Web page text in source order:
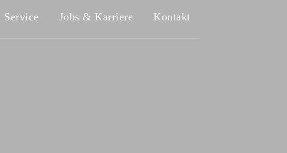
Service Jobs & Karriere Kontakt